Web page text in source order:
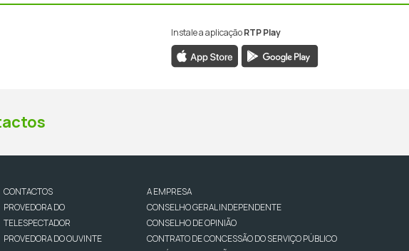
Instale a aplicaçãoRTP Play
CONTACTOS
PROVEDORA DO
TELESPECTADOR
PROVEDORA DO OUVINTE
A EMPRESA
CONSELHO GERAL INDEPENDENTE
CONSELHO DE OPINIÃO
CONTRATO DE CONCESSÃO DO SERVIÇO PÚBLICO